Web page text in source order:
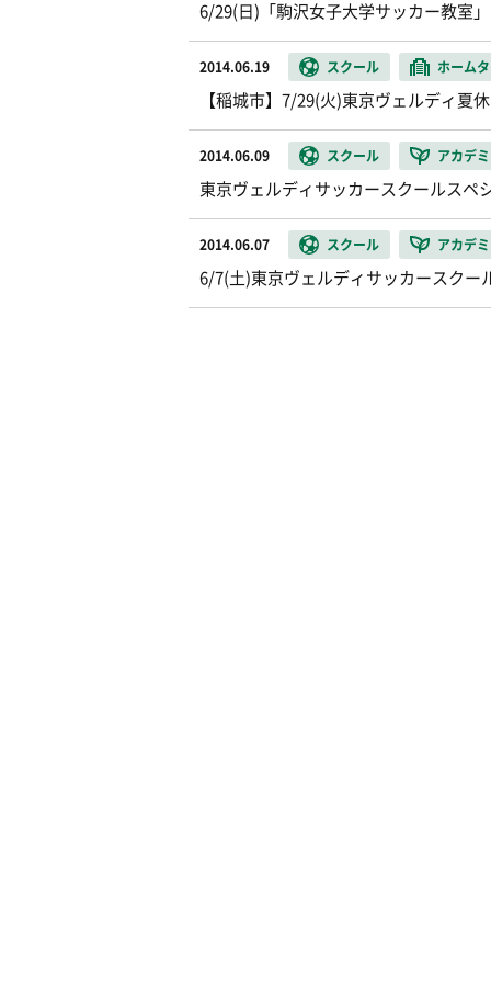
6/29(日)「駒沢女子大学サッカー教室
2014.06.19 スクール ホーム
【稲城市】7/29(火)東京ヴェルディ夏
2014.06.09 スクール アカデ
東京ヴェルディサッカースクールスペ
2014.06.07 スクール アカデ
6/7(土)東京ヴェルディサッカースク